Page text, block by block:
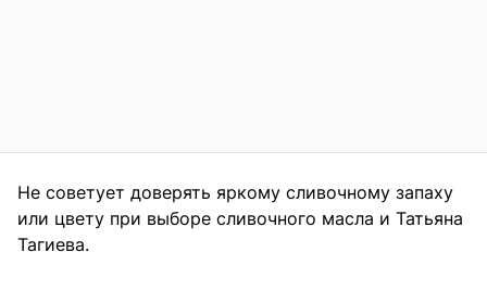
Не советует доверять яркому сливочному запаху
или цвету при выборе сливочного масла и Татьяна
Тагиева.